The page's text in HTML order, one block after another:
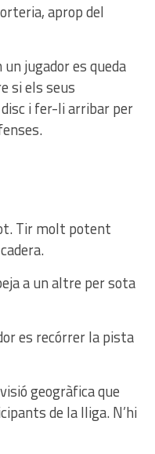
aprop del
jugador es queda
si els seus
i fer-li arribar per
Tir molt potent
a un altre per sota
es recórrer la pista
geogràfica que
de la lliga. N’hi